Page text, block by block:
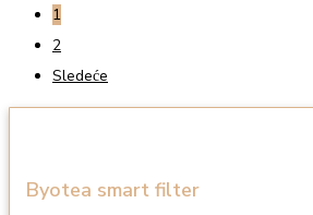
1
2
Sledeće
Byotea smart filter